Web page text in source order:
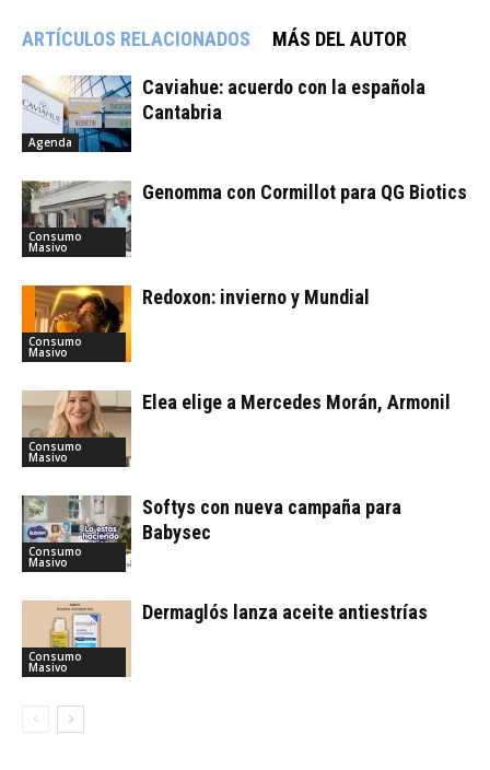
ARTÍCULOS RELACIONADOS MÁS DEL AUTOR
Agenda
Caviahue: acuerdo con la española
Cantabria
Consumo
Masivo
Genomma con Cormillot para QG Biotics
Consumo
Masivo
Redoxon: invierno y Mundial
Consumo
Masivo
Elea elige a Mercedes Morán, Armonil
Consumo
Masivo
Softys con nueva campaña para
Babysec
Consumo
Masivo
Dermaglós lanza aceite antiestrías